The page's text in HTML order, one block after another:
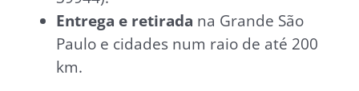
Entrega e retirada na Grande São
Paulo e cidades num raio de até 200
km.